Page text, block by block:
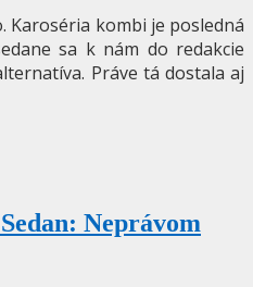
Karoséria kombi je posledná
sa k nám do redakcie
Práve tá dostala aj
Neprávom